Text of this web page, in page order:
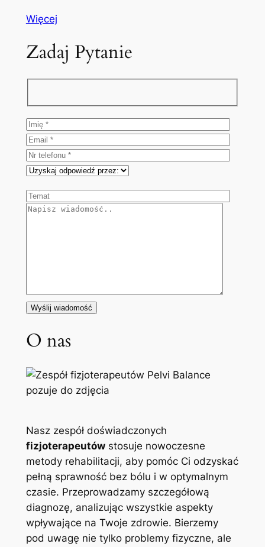
Więcej
Zadaj Pytanie
O nas
Nasz zespół doświadczonych
fizjoterapeutówstosuje nowoczesne
metody rehabilitacji, aby pomóc Ci odzyskać
pełną sprawność bez bólu i w optymalnym
czasie. Przeprowadzamy szczegółową
diagnozę, analizując wszystkie aspekty
wpływające na Twoje zdrowie. Bierzemy
pod uwagę nie tylko problemy fizyczne, ale